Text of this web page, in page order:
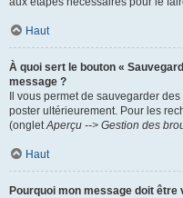
Haut
À quoi sert le bouton «
message ?
Il vous permet de sauvegarder
poster ultérieurement. Pour les
(ongletAperçu --> Gestion des
Haut
Pourquoi mon message doit être